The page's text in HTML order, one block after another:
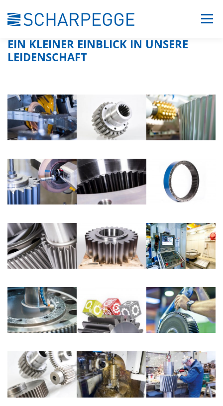
Inhalt
Menü
UNTERNEHMEN LEISTUNGEN
EIN KLEINER EINBLICK IN UNSERE
LEIDENSCHAFT